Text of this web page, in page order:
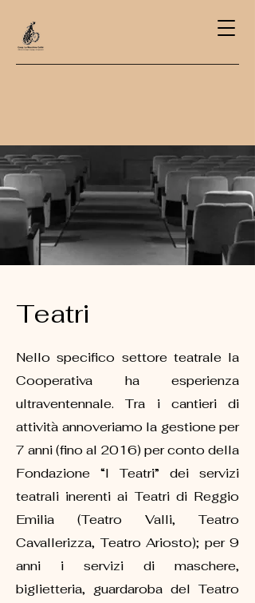
Teatri
Nello specifico settore teatrale la
Cooperativa ha esperienza
ultraventennale. Tra i cantieri di
attività annoveriamo la gestione per
7 anni (fino al 2016) per conto della
Fondazione “I Teatri” dei servizi
teatrali inerenti ai Teatri di Reggio
Emilia (Teatro Valli, Teatro
Cavallerizza, Teatro Ariosto); per 9
anni i servizi di maschere,
biglietteria, guardaroba del Teatro